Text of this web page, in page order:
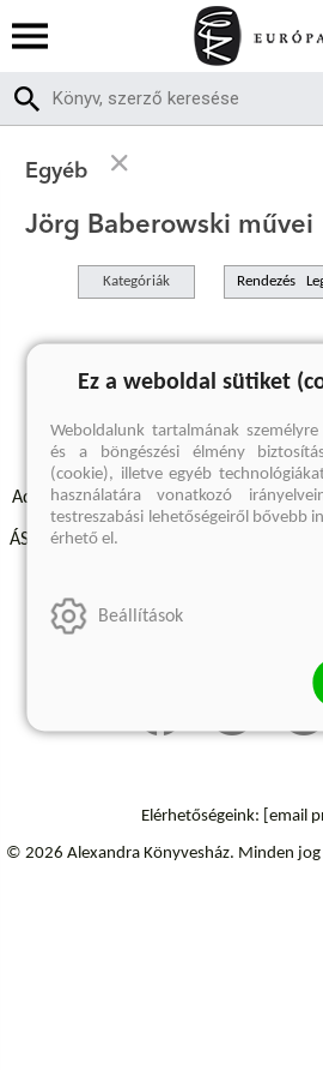
Egyéb
Jörg Baberowski művei
Kategóriák Rendezés
A keresett
Adatvédelmi szabályzatok Elállási
ÁSZF - Vásárlási feltételek
Szállítási információk
Elérhetőségeink: [email
© 2026 Alexandra Könyvesház. Minden
Ez a weboldal sütiket
Weboldalunk tartalmának
és a böngészési élmény
(cookie), illetve egyéb
használatára vonatkozó
testreszabási lehetőségeiről bővebb
érhető el.
Beállítások